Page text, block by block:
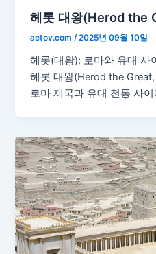
헤롯 대왕(Herod the
aetov.com/2025년 09월 10일
헤롯(대왕): 로마와 유대 사
헤롯 대왕(Herod the
로마 제국과 유대 전통 사